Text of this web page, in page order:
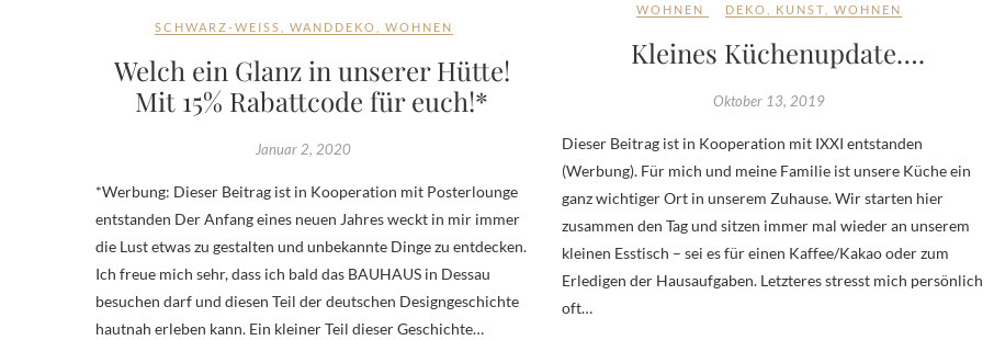
SCHWARZ-WEISS WANDDEKO WOHNEN
Welch ein Glanz in unserer Hütte!
Mit 15% Rabattcode für euch!*
Januar 2, 2020
*Werbung: Dieser Beitrag ist in Kooperation mit Posterlounge
entstanden Der Anfang eines neuen Jahres weckt in mir immer
die Lust etwas zu gestalten und unbekannte Dinge zu entdecken.
Ich freue mich sehr, dass ich bald das BAUHAUS in Dessau
besuchen darf und diesen Teil der deutschen Designgeschichte
hautnah erleben kann. Ein kleiner Teil dieser Geschichte…
WOHNEN DEKO KUNST ,WOHNEN
Kleines Küchenupdate….
Oktober 13, 2019
Dieser Beitrag ist in Kooperation mit IXXI entstanden
(Werbung). Für mich und meine Familie ist unsere Küche ein
ganz wichtiger Ort in unserem Zuhause. Wir starten hier
zusammen den Tag und sitzen immer mal wieder an unserem
kleinen Esstisch – sei es für einen Kaffee/Kakao oder zum
Erledigen der Hausaufgaben. Letzteres stresst mich persönlich
oft…